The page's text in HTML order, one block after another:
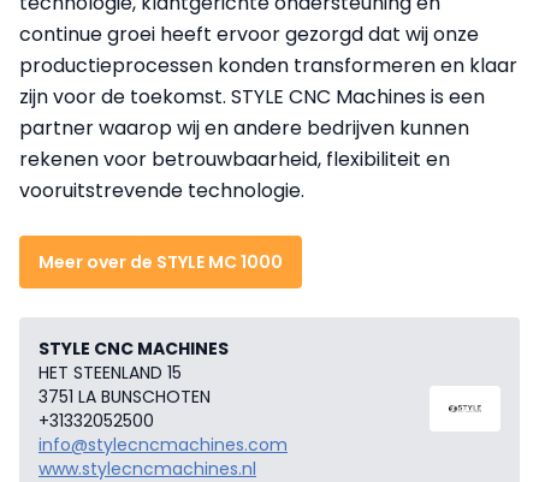
continue groei heeft ervoor gezorgd dat wij onze
productieprocessen konden transformeren en klaar
zijn voor de toekomst. STYLE CNC Machines is een
partner waarop wij en andere bedrijven kunnen
rekenen voor betrouwbaarheid, flexibiliteit en
vooruitstrevende technologie.
Meer over de STYLE MC 1000
STYLE CNC MACHINES
HET STEENLAND 15
3751 LA BUNSCHOTEN
+31332052500
info@stylecncmachines.com
www.stylecncmachines.nl